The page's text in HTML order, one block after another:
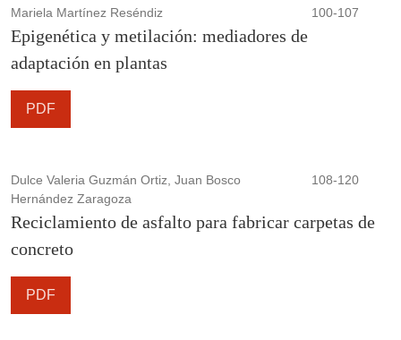
Mariela Martínez Reséndiz 100-107
Epigenética y metilación: mediadores de
adaptación en plantas
PDF
Dulce Valeria Guzmán Ortiz, Juan Bosco
Hernández Zaragoza
108-120
Reciclamiento de asfalto para fabricar carpetas de
concreto
PDF